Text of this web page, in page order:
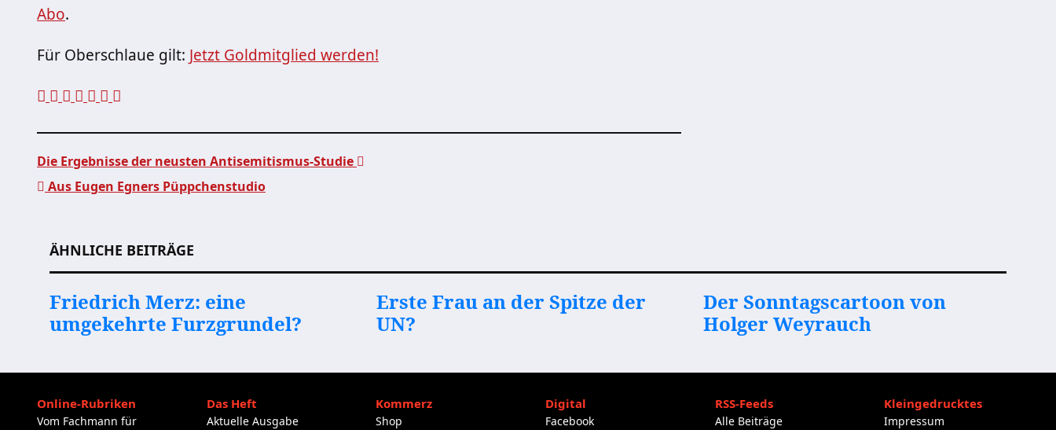
Abo.
Für Oberschlaue gilt: Jetzt Goldmitglied werden!
Die Ergebnisse der neusten Antisemitismus-Studie
Aus Eugen Egners Püppchenstudio
ÄHNLICHE BEITRÄGE
Friedrich Merz: eine
umgekehrte Furzgrundel?
Erste Frau an der Spitze der
UN?
Der Sonntagscartoon von
Holger Weyrauch
Online-Rubriken
Vom Fachmann für
Das Heft
Aktuelle Ausgabe
Kommerz
Shop
Digital
Facebook
RSS-Feeds
Alle Beiträge
Kleingedrucktes
Impressum